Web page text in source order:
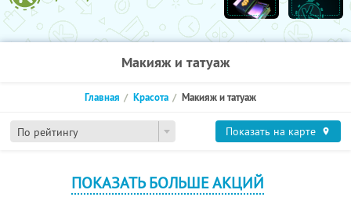
Макияж и татуаж
По рейтингу
Главная Красота Макияж и татуаж
Показать на карте
ПОКАЗАТЬ БОЛЬШЕ АКЦИЙ